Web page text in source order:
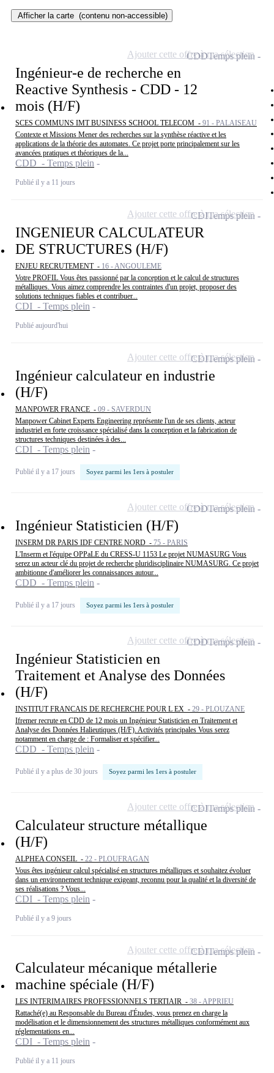
Afficher la carte (contenu non-accessible)
Ingénieur-e de recherche en
Reactive Synthesis - CDD - 12
mois (H/F)
SCES COMMUNS IMT BUSINESS SCHOOL TELECOM - 91 - PALAISEAU
Contexte et Missions Mener des recherches sur la synthèse réactive et les
applications de la théorie des automates. Ce projet porte principalement sur les
avancées pratiques et théoriques de la...
CDD - Temps plein
Publié il y a 11 jours
CDDTemps plein
Ajouter cette offre à ma sélection
INGENIEUR CALCULATEUR
DE STRUCTURES (H/F)
ENJEU RECRUTEMENT - 16 - ANGOULEME
Votre PROFIL Vous êtes passionné par la conception et le calcul de structures
métalliques. Vous aimez comprendre les contraintes d'un projet, proposer des
solutions techniques fiables et contribuer...
CDI - Temps plein
Publié aujourd'hui
CDITemps plein
Ajouter cette offre à ma sélection
Ingénieur calculateur en industrie
(H/F)
MANPOWER FRANCE - 09 - SAVERDUN
Manpower Cabinet Experts Engineering représente l'un de ses clients, acteur
industriel en forte croissance spécialisé dans la conception et la fabrication de
structures techniques destinées à des...
CDI - Temps plein
Publié il y a 17 jours Soyez parmi les 1ers à postuler
CDITemps plein
Ajouter cette offre à ma sélection
Ingénieur Statisticien (H/F)
INSERM DR PARIS IDF CENTRE NORD - 75 - PARIS
L'Inserm et l'équipe OPPaLE du CRESS-U 1153 Le projet NUMASURG Vous
serez un acteur clé du projet de recherche pluridisciplinaire NUMASURG. Ce projet
ambitionne d'améliorer les connaissances autour...
CDD - Temps plein
Publié il y a 17 jours Soyez parmi les 1ers à postuler
CDDTemps plein
Ajouter cette offre à ma sélection
Ingénieur Statisticien en
Traitement et Analyse des Données
(H/F)
INSTITUT FRANCAIS DE RECHERCHE POUR L EX - 29 - PLOUZANE
Ifremer recrute en CDD de 12 mois un Ingénieur Statisticien en Traitement et
Analyse des Données Halieutiques (H/F). Activités principales Vous serez
notamment en charge de : Formaliser et spécifier...
CDD - Temps plein
Publié il y a plus de 30 jours Soyez parmi les 1ers à postuler
CDDTemps plein
Ajouter cette offre à ma sélection
Calculateur structure métallique
(H/F)
ALPHEA CONSEIL - 22 - PLOUFRAGAN
Vous êtes ingénieur calcul spécialisé en structures métalliques et souhaitez évoluer
dans un environnement technique exigeant, reconnu pour la qualité et la diversité de
ses réalisations ? Vous...
CDI - Temps plein
Publié il y a 9 jours
CDITemps plein
Ajouter cette offre à ma sélection
Calculateur mécanique métallerie
machine spéciale (H/F)
LES INTERIMAIRES PROFESSIONNELS TERTIAIR - 38 - APPRIEU
Rattaché(e) au Responsable du Bureau d'Études, vous prenez en charge la
modélisation et le dimensionnement des structures métalliques conformément aux
réglementations en...
CDI - Temps plein
Publié il y a 11 jours
CDITemps plein
Ajouter cette offre à ma sélection